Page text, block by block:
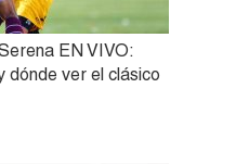
EN VIVO:
dónde ver el clásico